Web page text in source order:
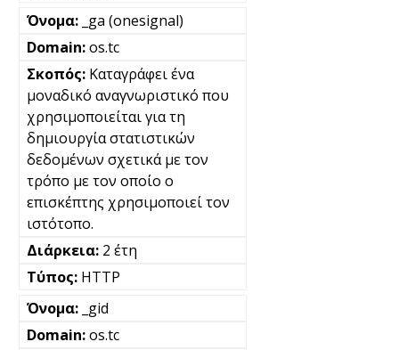
_ga (onesignal)
os.tc
Καταγράφει ένα
μοναδικό αναγνωριστικό που
χρησιμοποιείται για τη
δημιουργία στατιστικών
δεδομένων σχετικά με τον
τρόπο με τον οποίο ο
επισκέπτης χρησιμοποιεί τον
ιστότοπο.
2 έτη
HTTP
_gid
os.tc